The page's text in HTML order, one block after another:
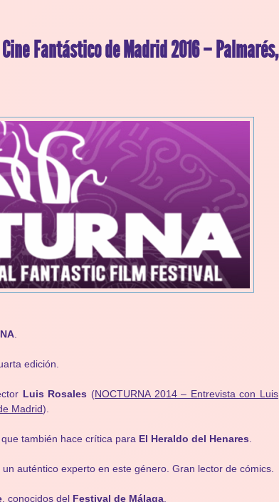
Fantástico de Madrid 2016 – Palmarés,
edición.
Luis Rosales (NOCTURNA 2014 – Entrevista con Luis
Madrid).
, que también hace crítica para El Heraldo del Henares
, un auténtico experto en este género. Gran lector de cómics.
, conocidos del Festival de Málaga